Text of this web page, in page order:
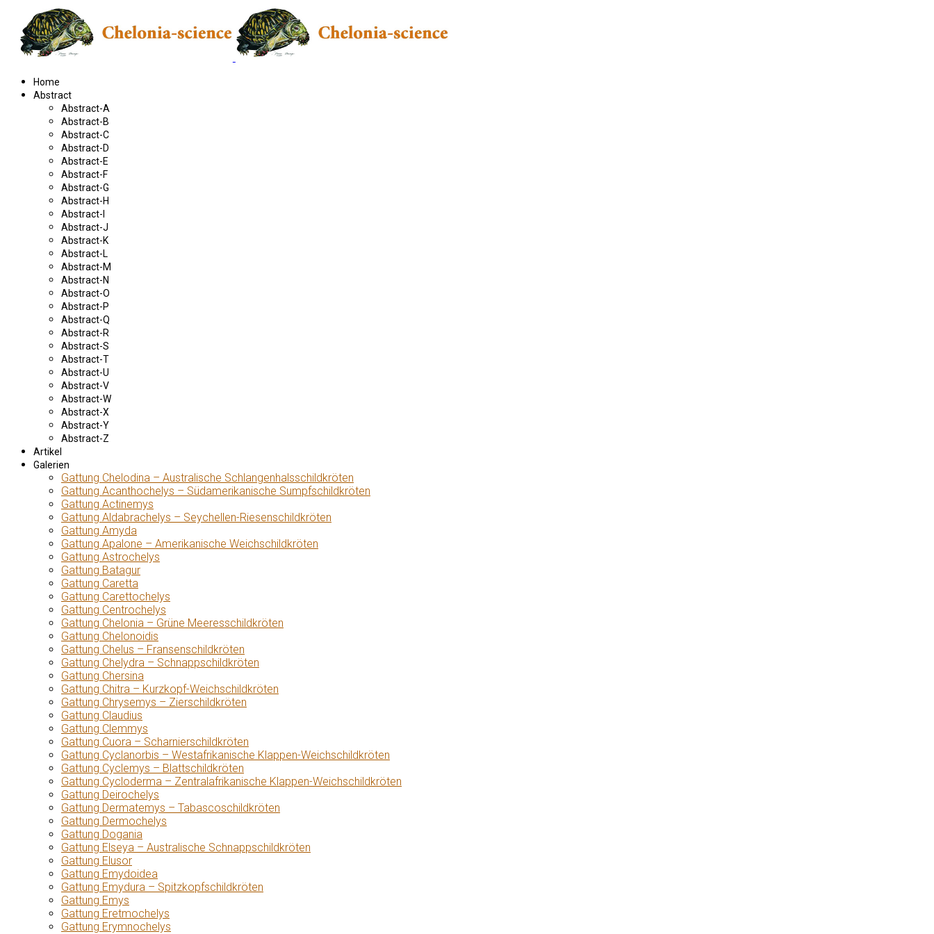
Home
Abstract
Abstract-A
Abstract-B
Abstract-C
Abstract-D
Abstract-E
Abstract-F
Abstract-G
Abstract-H
Abstract-I
Abstract-J
Abstract-K
Abstract-L
Abstract-M
Abstract-N
Abstract-O
Abstract-P
Abstract-Q
Abstract-R
Abstract-S
Abstract-T
Abstract-U
Abstract-V
Abstract-W
Abstract-X
Abstract-Y
Abstract-Z
Artikel
Galerien
Gattung Chelodina – Australische Schlangenhalsschildkröten
Gattung Acanthochelys – Südamerikanische Sumpfschildkröten
Gattung Actinemys
Gattung Aldabrachelys – Seychellen-Riesenschildkröten
Gattung Amyda
Gattung Apalone – Amerikanische Weichschildkröten
Gattung Astrochelys
Gattung Batagur
Gattung Caretta
Gattung Carettochelys
Gattung Centrochelys
Gattung Chelonia – Grüne Meeresschildkröten
Gattung Chelonoidis
Gattung Chelus – Fransenschildkröten
Gattung Chelydra – Schnappschildkröten
Gattung Chersina
Gattung Chitra – Kurzkopf-Weichschildkröten
Gattung Chrysemys – Zierschildkröten
Gattung Claudius
Gattung Clemmys
Gattung Cuora – Scharnierschildkröten
Gattung Cyclanorbis – Westafrikanische Klappen-Weichschildkröten
Gattung Cyclemys – Blattschildkröten
Gattung Cycloderma – Zentralafrikanische Klappen-Weichschildkröten
Gattung Deirochelys
Gattung Dermatemys – Tabascoschildkröten
Gattung Dermochelys
Gattung Dogania
Gattung Elseya – Australische Schnappschildkröten
Gattung Elusor
Gattung Emydoidea
Gattung Emydura – Spitzkopfschildkröten
Gattung Emys
Gattung Eretmochelys
Gattung Erymnochelys